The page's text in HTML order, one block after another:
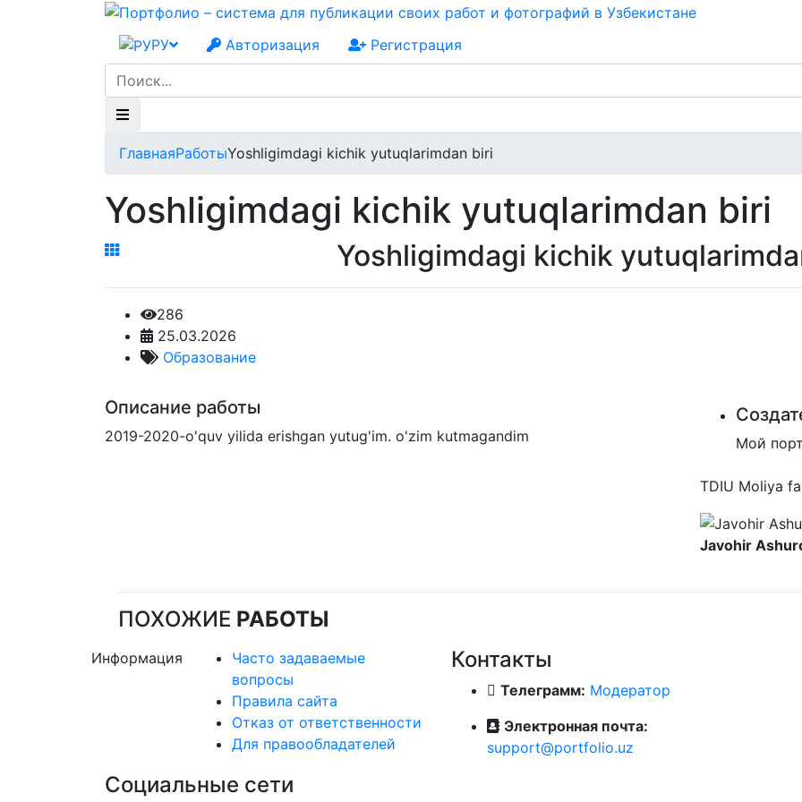
РУ Авторизация Регистрация
ГлавнаяРаботыYoshligimdagi kichik yutuqlarimdan biri
Yoshligimdagi kichik yutuqlarimdan biri
Yoshligimdagi kichik
286
25.03.2026
Образование
Описание работы
2019-2020-o'quv yilida erishgan yutug'im. o'zim kutmagandim Мой
TDIU Moliya
Javohir
ПОХОЖИЕ РАБОТЫ
Информация
Часто задаваемые
вопросы
Правила сайта
Отказ от ответственности
Для правообладателей
Контакты
Телеграмм: Модератор
Электронная почта:
support@portfolio.uz
Социальные сети